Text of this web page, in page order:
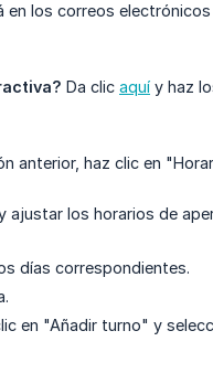
en los correos
Da clic aquí y haz
anterior, haz clic en
ajustar los horarios de
días correspondientes.
en "Añadir turno" y